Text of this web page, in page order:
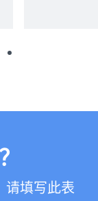
请填写此表